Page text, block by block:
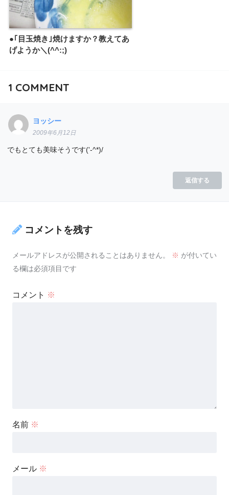
●｢目玉焼き｣焼けますか？教えてあ
げようか＼(^^:;)
1 COMMENT
ヨッシー
2009年6月12日
でもとても美味そうです('-^*)/
返信する
コメントを残す
メールアドレスが公開されることはありません。 ※ が付いてい
る欄は必須項目です
コメント ※
名前 ※
メール ※